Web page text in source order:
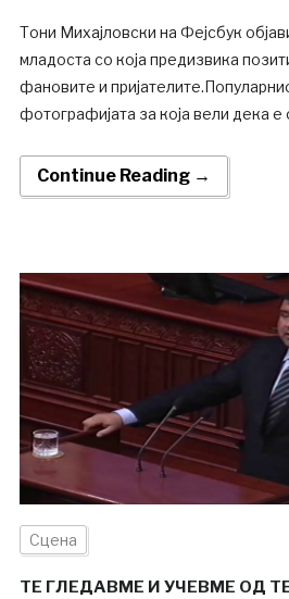
Тони Михајловски на Фејсбук
младоста со која предизвика
фановите и
фотографијата за која вели дека
Continue Reading →
Сцена
ТЕ ГЛЕДАВМЕ И УЧЕВМЕ ОД